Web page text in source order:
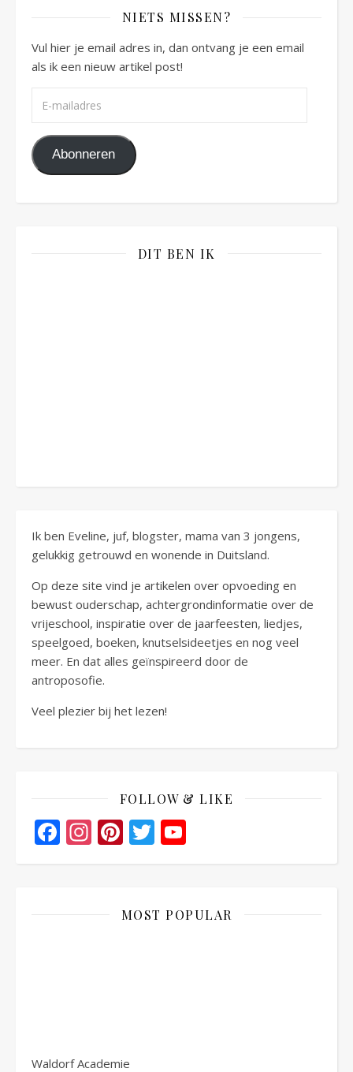
NIETS MISSEN?
Vul hier je email adres in, dan ontvang je een email
als ik een nieuw artikel post!
Abonneren
DIT BEN IK
Ik ben Eveline, juf, blogster, mama van 3 jongens,
gelukkig getrouwd en wonende in Duitsland.
Op deze site vind je artikelen over opvoeding en
bewust ouderschap, achtergrondinformatie over de
vrijeschool, inspiratie over de jaarfeesten, liedjes,
speelgoed, boeken, knutselsideetjes en nog veel
meer. En dat alles geïnspireerd door de
antroposofie.
Veel plezier bij het lezen!
FOLLOW & LIKE
Facebook
Instagram
Pinterest
Twitter
Channel
MOST POPULAR
Waldorf Academie